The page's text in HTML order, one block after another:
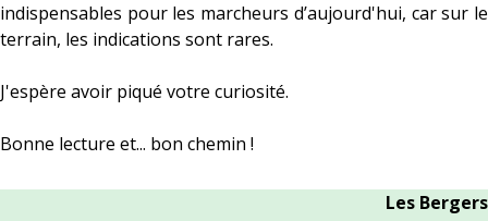
indispensables pour les marcheurs d’aujourd'hui, car sur le
terrain, les indications sont rares.
J'espère avoir piqué votre curiosité.
Bonne lecture et... bon chemin !
Les Bergers